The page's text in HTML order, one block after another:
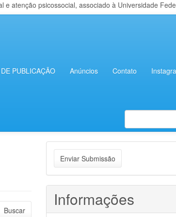
atenção psicossocial, associado à Universidade
PUBLICAÇÃO Anúncios Contato
Enviar
Submissão
Enviar Submissão
Informações